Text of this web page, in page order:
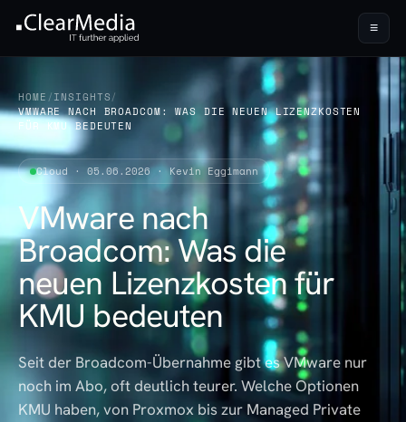
≡
HOME /INSIGHTS/
VMWARE NACH BROADCOM: WAS DIE NEUEN LIZENZKOSTEN
FÜR KMU BEDEUTEN
Cloud · 05.06.2026 · Kevin Eggimann
VMware nach
Broadcom: Was die
neuen Lizenzkosten für
KMU bedeuten
Seit der Broadcom-Übernahme gibt es VMware nur
noch im Abo, oft deutlich teurer. Welche Optionen
KMU haben, von Proxmox bis zur Managed Private